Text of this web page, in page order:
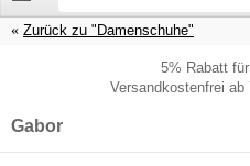
Zurück zu "Damenschuhe"
5% Rabatt
Versandkostenfrei ab
Gabor